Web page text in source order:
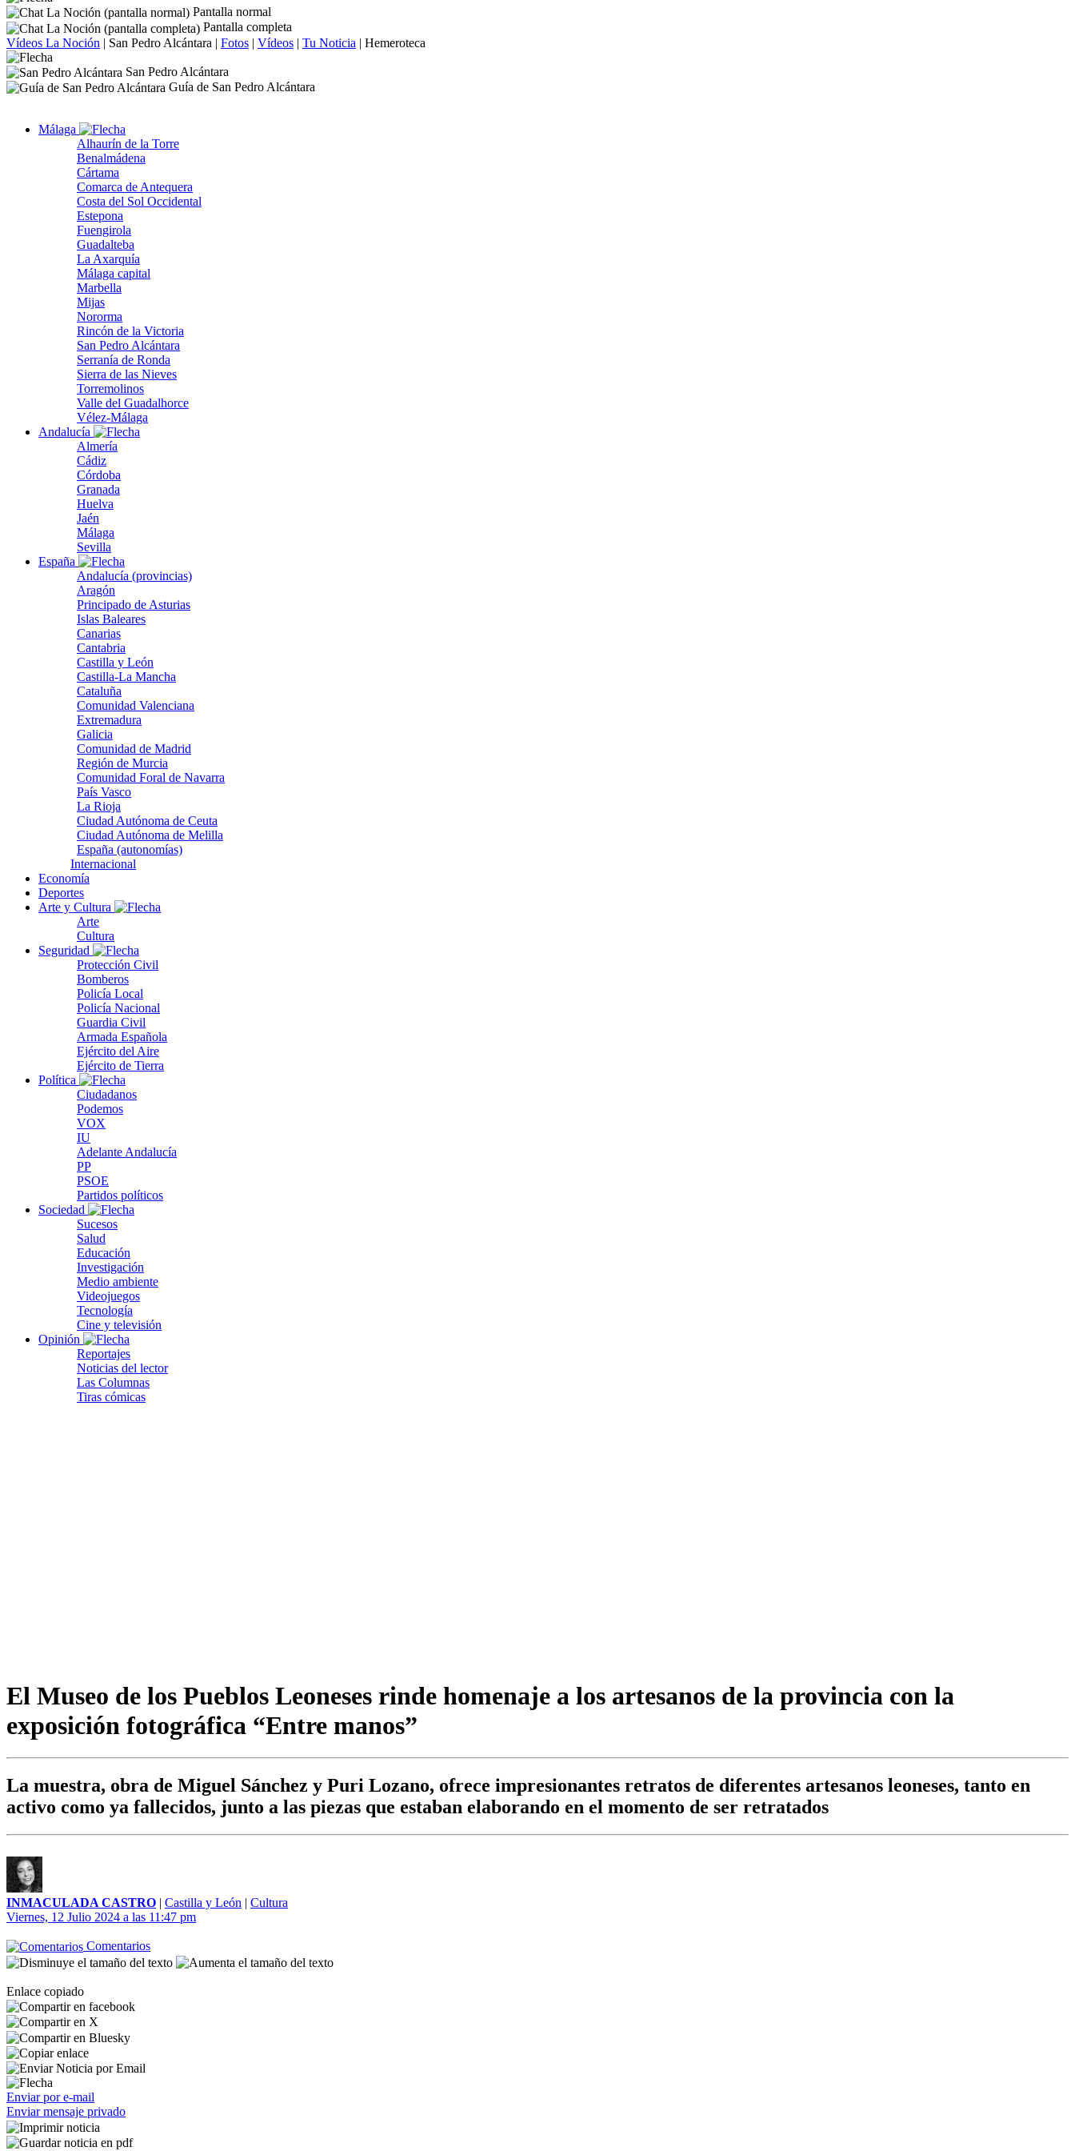
Pantalla normal
Pantalla completa
Vídeos La Noción | San Pedro Alcántara | Fotos | Vídeos | Tu Noticia | Hemeroteca
San Pedro Alcántara
Guía de San Pedro Alcántara
Málaga
Alhaurín de la Torre
Benalmádena
Cártama
Comarca de Antequera
Costa del Sol Occidental
Estepona
Fuengirola
Guadalteba
La Axarquía
Málaga capital
Marbella
Mijas
Nororma
Rincón de la Victoria
San Pedro Alcántara
Serranía de Ronda
Sierra de las Nieves
Torremolinos
Valle del Guadalhorce
Vélez-Málaga
Andalucía
Almería
Cádiz
Córdoba
Granada
Huelva
Jaén
Málaga
Sevilla
España
Andalucía (provincias)
Aragón
Principado de Asturias
Islas Baleares
Canarias
Cantabria
Castilla y León
Castilla-La Mancha
Cataluña
Comunidad Valenciana
Extremadura
Galicia
Comunidad de Madrid
Región de Murcia
Comunidad Foral de Navarra
País Vasco
La Rioja
Ciudad Autónoma de Ceuta
Ciudad Autónoma de Melilla
España (autonomías)
Internacional
Economía
Deportes
Arte y Cultura
Arte
Cultura
Seguridad
Protección Civil
Bomberos
Policía Local
Policía Nacional
Guardia Civil
Armada Española
Ejército del Aire
Ejército de Tierra
Política
Ciudadanos
Podemos
VOX
IU
Adelante Andalucía
PP
PSOE
Partidos políticos
Sociedad
Sucesos
Salud
Educación
Investigación
Medio ambiente
Videojuegos
Tecnología
Cine y televisión
Opinión
Reportajes
Noticias del lector
Las Columnas
Tiras cómicas
El Museo de los Pueblos Leoneses rinde homenaje a los artesanos de la provincia con la
exposición fotográfica “Entre manos”
La muestra, obra de Miguel Sánchez y Puri Lozano, ofrece impresionantes retratos de diferentes artesanos leoneses, tanto en
activo como ya fallecidos, junto a las piezas que estaban elaborando en el momento de ser retratados
INMACULADA CASTRO | Castilla y León | Cultura
Viernes, 12 Julio 2024 a las 11:47 pm
Comentarios
Enlace copiado
Enviar por e-mail
Enviar mensaje privado